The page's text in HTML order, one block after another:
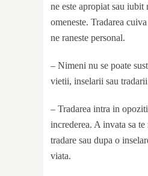
ne este apropiat sau iubit
omeneste. Tradarea
ne raneste personal.
– Nimeni nu se poate
vietii, inselarii sau
– Tradarea intra in
increderea. A invata sa
tradare sau dupa o
viata.